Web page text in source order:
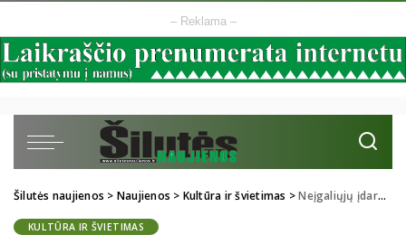
– Reklama –
Šilutės naujienos > Naujienos > Kultūra ir švietimas >Neįgaliųjų įdarbinimo klausimais ŽŪM pedagogės domėjosi Turkijoje
KULTŪRA IR ŠVIETIMAS